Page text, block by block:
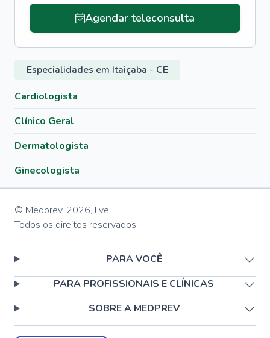
Agendar teleconsulta
Especialidades em Itaiçaba - CE
Cardiologista
Clínico Geral
Dermatologista
Ginecologista
© Medprev, 2026, live
Todos os direitos reservados
PARA VOCÊ
PARA PROFISSIONAIS E CLÍNICAS
SOBRE A MEDPREV